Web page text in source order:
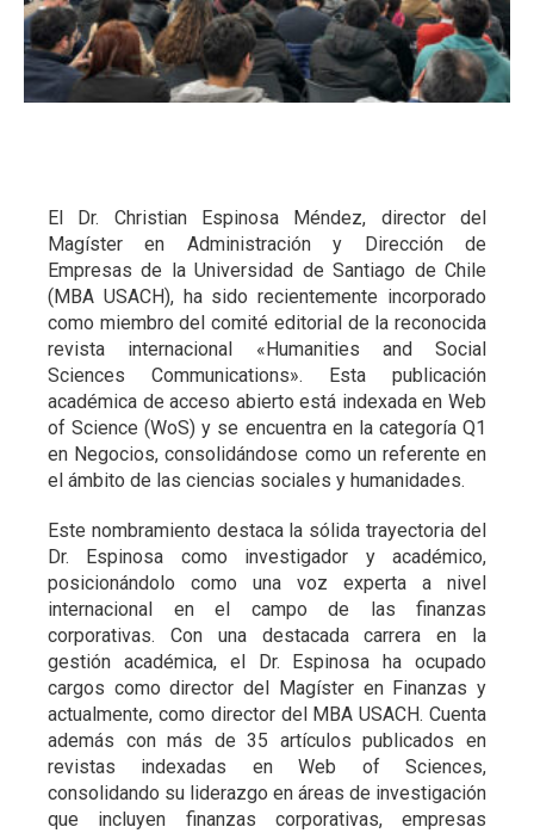
El Dr. Christian Espinosa Méndez, director del
Magíster en Administración y Dirección de
Empresas de la Universidad de Santiago de Chile
(MBA USACH), ha sido recientemente incorporado
como miembro del comité editorial de la reconocida
revista internacional «Humanities and Social
Sciences Communications». Esta publicación
académica de acceso abierto está indexada en Web
of Science (WoS) y se encuentra en la categoría Q1
en Negocios, consolidándose como un referente en
el ámbito de las ciencias sociales y humanidades.
Este nombramiento destaca la sólida trayectoria del
Dr. Espinosa como investigador y académico,
posicionándolo como una voz experta a nivel
internacional en el campo de las finanzas
corporativas. Con una destacada carrera en la
gestión académica, el Dr. Espinosa ha ocupado
cargos como director del Magíster en Finanzas y
actualmente, como director del MBA USACH. Cuenta
además con más de 35 artículos publicados en
revistas indexadas en Web of Sciences,
consolidando su liderazgo en áreas de investigación
que incluyen finanzas corporativas, empresas